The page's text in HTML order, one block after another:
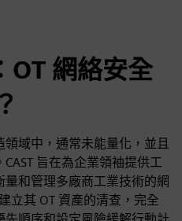
OT 網絡安全
域中，通常未能量化，並且
旨在為企業領袖提供工
和管理多廠商工業技術的網
立其 OT 資產的清查，完全